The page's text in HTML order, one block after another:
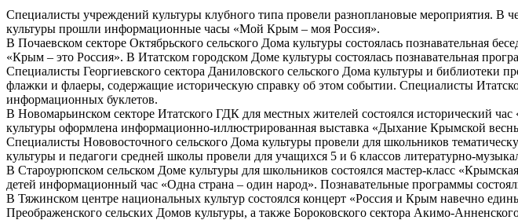
Специалисты учреждений культуры клубного типа провели разноплановые мероприятия.
культуры прошли информационные часы «Мой Крым – моя Россия».
В Почаевском секторе Октябрьского сельского Дома культуры состоялась
«Крым – это Россия». В Итатском городском Доме культуры состоялась познавательная
Специалисты Георгиевского сектора Даниловского сельского Дома культуры и
флажки и флаеры, содержащие историческую справку об этом событии. Специалисты
информационных буклетов.
В Новомарьинском секторе Итатского ГДК для местных жителей состоялся исторический
культуры оформлена информационно-иллюстрированная выставка «Дыхание Крымской
Специалисты Нововосточного сельского Дома культуры провели для школьников
культуры и педагоги средней школы провели для учащихся 5 и 6 классов литературно-
В Староурюпском сельском Доме культуры для школьников состоялся мастер-класс
детей информационный час «Одна страна – один народ». Познавательные программы
В Тяжинском центре национальных культур состоялся концерт «Россия и Крым навечно
Преображенского сельских Домов культуры, а также Бороковского сектора Акимо-